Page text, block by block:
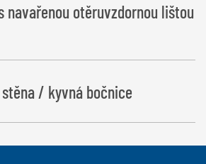
navařenou otěruvzdornou lištou
/ kyvná bočnice